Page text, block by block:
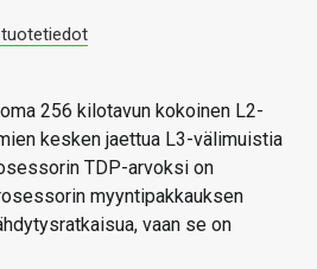
tuotetiedot
256 kilotavun kokoinen L2-
kesken jaettua L3-välimuistia
TDP-arvoksi on
myyntipakkauksen
vaan se on